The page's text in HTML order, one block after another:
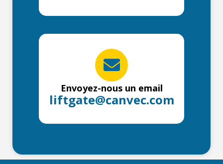
Envoyez-nous un email
liftgate@canvec.com